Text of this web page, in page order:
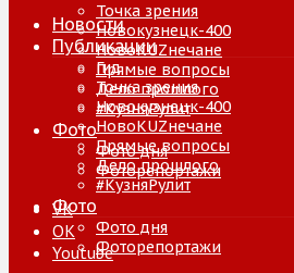
Точка зрения
Новокузнецк-400
НовоKUZнечане
Прямые вопросы
Дело прошлого
#КузняРулит
Фото
Фото дня
Фоторепортажи
VK
ОК
Youtube
Новости
Публикации
Гид
Точка зрения
Новокузнецк-400
НовоKUZнечане
Прямые вопросы
Дело прошлого
#КузняРулит
Фото
Фото дня
Фоторепортажи